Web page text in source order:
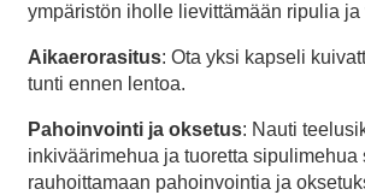
ympäristön iholle lievittämään ripulia ja
Aikaerorasitus: Ota yksi kapseli
tunti ennen lentoa.
Pahoinvointi ja oksetus: Nauti
inkiväärimehua ja tuoretta sipulimehua
rauhoittamaan pahoinvointia ja